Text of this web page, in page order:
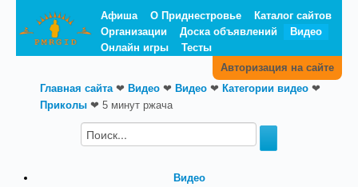
Афиша О Приднестровье
Каталог сайтов
Организации
Доска объявлений
Видео
Онлайн игры
Тесты
Авторизация на сайте
Главная сайта❤ Видео ❤ Видео ❤ Категории видео ❤
Приколы ❤ 5 минут ржача
Видео